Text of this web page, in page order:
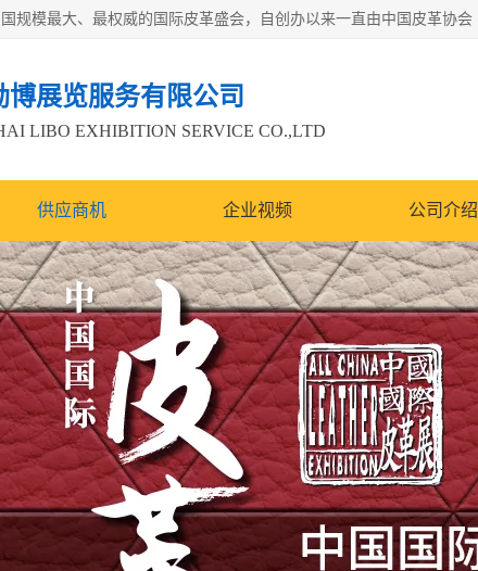
博展览服务有限公司
LIBO EXHIBITION SERVICE CO.,LTD
供应商机 企业视频 公司介绍